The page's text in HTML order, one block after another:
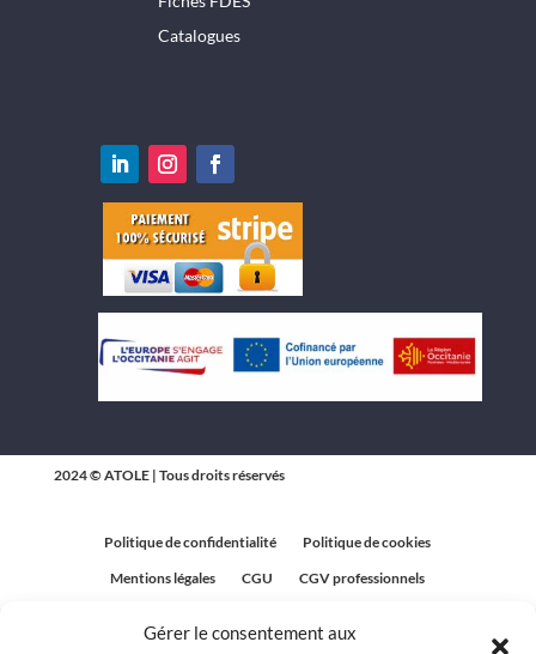
Gérer le consentement aux
Catalogues
2024 © ATOLE | Tous droits réservés
Politique de confidentialité
Politique de cookies
Mentions légales
CGU
CGV professionnels